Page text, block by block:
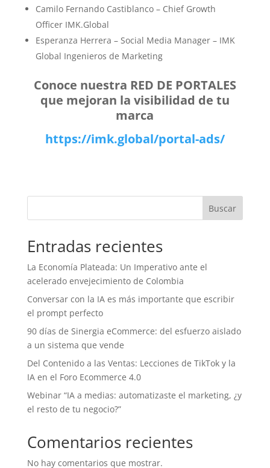
Camilo Fernando Castiblanco – Chief Growth
Officer IMK.Global
Esperanza Herrera – Social Media Manager – IMK
Global Ingenieros de Marketing
Conoce nuestra RED DE PORTALES
que mejoran la visibilidad de tu
marca
https://imk.global/portal-ads/
Buscar
Entradas recientes
La Economía Plateada: Un Imperativo ante el
acelerado envejecimiento de Colombia
Conversar con la IA es más importante que escribir
el prompt perfecto
90 días de Sinergia eCommerce: del esfuerzo aislado
a un sistema que vende
Del Contenido a las Ventas: Lecciones de TikTok y la
IA en el Foro Ecommerce 4.0
Webinar “IA a medias: automatizaste el marketing, ¿y
el resto de tu negocio?”
Comentarios recientes
No hay comentarios que mostrar.